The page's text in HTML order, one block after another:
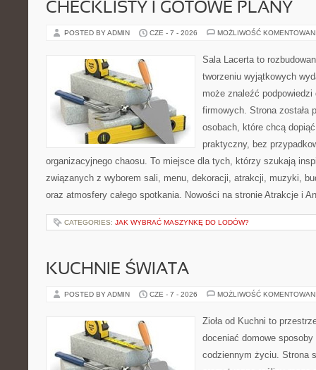
CHECKLISTY I GOTOWE PLANY
POSTED BY ADMIN CZE - 7 - 2026 MOŻLIWOŚĆ
Sala Lacerta to
tworzeniu wyjątkowych
może znaleźć
firmowych. Strona została
osobach, które chcą
praktyczny, bez
organizacyjnego chaosu. To miejsce dla tych, którzy szukają
związanych z wyborem sali, menu, dekoracji, atrakcji, muzyki,
oraz atmosfery całego spotkania. Nowości na stronie Atrakcje i
CATEGORIES: JAK WYBRAĆ MASZYNKĘ DO LODÓW?
KUCHNIE ŚWIATA
POSTED BY ADMIN CZE - 7 - 2026 MOŻLIWOŚĆ
Zioła od Kuchni to
doceniać domowe
codziennym życiu. Strona